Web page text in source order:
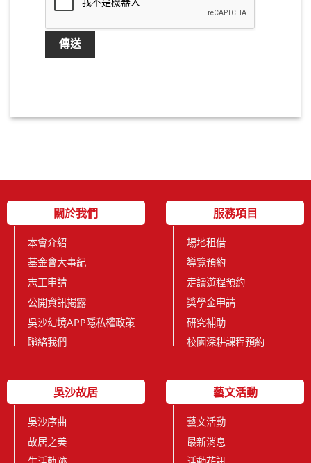
關於我們
本會介紹
基金會大事紀
志工申請
公開資訊揭露
吳沙幻境APP隱私權政策
聯絡我們
服務項目
場地租借
導覽預約
走讀遊程預約
獎學金申請
研究補助
校園深耕課程預約
吳沙故居
吳沙序曲
故居之美
藝文活動
藝文活動
最新消息